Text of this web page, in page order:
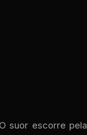
suor escorre pela